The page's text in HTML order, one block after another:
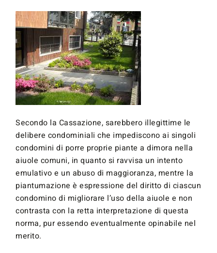
Secondo la Cassazione, sarebbero illegittime le
delibere condominiali che impediscono ai singoli
condomini di porre proprie piante a dimora nella
aiuole comuni, in quanto si ravvisa un intento
emulativo e un abuso di maggioranza, mentre la
piantumazione è espressione del diritto di ciascun
condomino di migliorare l’uso della aiuole e non
contrasta con la retta interpretazione di questa
norma, pur essendo eventualmente opinabile nel
merito.